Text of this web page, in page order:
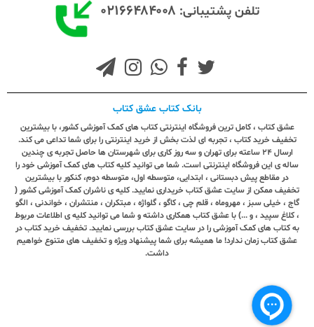
تلفن پشتیبانی: ۰۲۱۶۶۴۸۴۰۰۸
بانک کتاب عشق کتاب
عشق کتاب ، کامل ترین فروشگاه اینترنتی کتاب های کمک آموزشی کشور، با بیشترین
تخفیف خرید کتاب ، تجربه ای لذت بخش از خرید اینترنتی را برای شما تداعی می کند.
ارسال ٢٤ ساعته برای تهران و سه روز کاری برای شهرستان ها حاصل تجربه ی چندین
ساله ی این فروشگاه اینترنتی است. شما می توانید کلیه کتاب های کمک آموزشی خود را
در مقاطع پیش دبستانی ، ابتدایی، متوسطه اول، متوسطه دوم، کنکور با بیشترین
تخفیف ممکن از سایت عشق کتاب خریداری نمایید. کلیه ی ناشران کمک آموزشی کشور (
گاج ، خیلی سبز ، مهروماه ، قلم چی ، کاگو ، گلواژه ، مبتکران ، منتشران ، خواندنی ، الگو
، کلاغ سپید ، و ...) با عشق کتاب همکاری داشته و شما می توانید کلیه ی اطلاعات مربوط
به کتاب های کمک آموزشی را در سایت عشق کتاب بررسی نمایید. تخفیف خرید کتاب در
عشق کتاب زمان ندارد! ما همیشه برای شما پیشنهاد ویژه و تخفیف های متنوع خواهیم
داشت.